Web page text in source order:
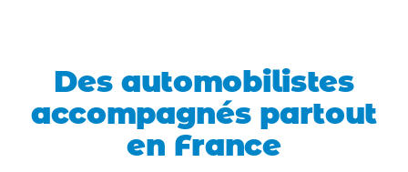
Des automobilistes
accompagnés partout
en France